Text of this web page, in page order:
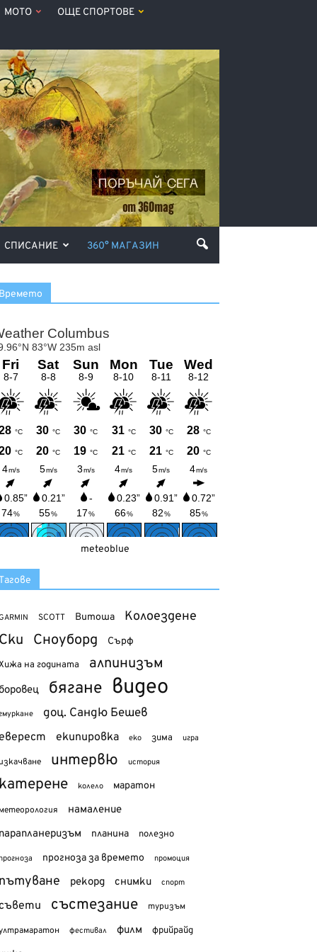
МОТО ОЩЕ СПОРТОВЕ
СПИСАНИЕ 360° МАГАЗИН
meteoblue
SCOTT Витоша Колоездене
Сноуборд Сърф
на годината алпинизъм
бягане видео
доц. Сандю Бешев
екипировка еко зима игра
интервю история
колело маратон
намаление
планина полезно
прогноза за времето промоция
рекорд снимки спорт
състезание туризъм
фестивал филм фрийрайд